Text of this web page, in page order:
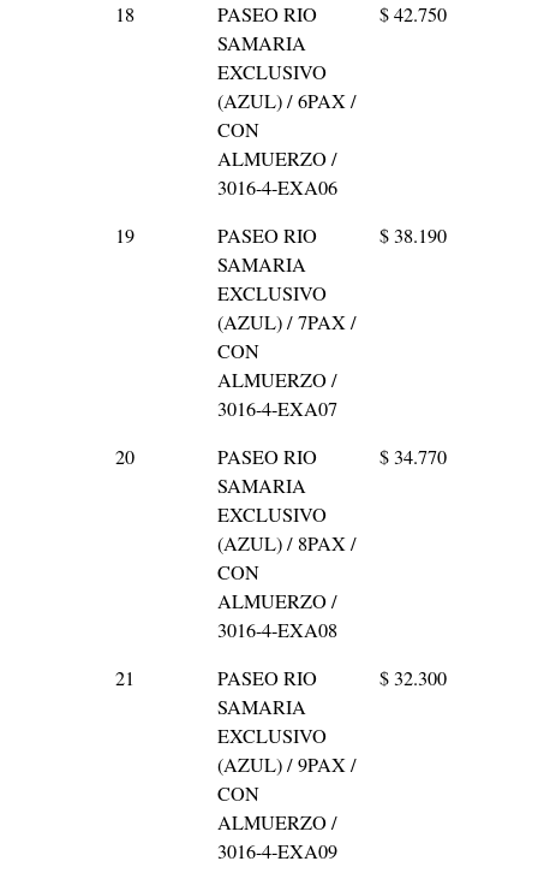
18
PASEO RIO
SAMARIA
EXCLUSIVO
(AZUL) / 6PAX /
CON
ALMUERZO /
3016-4-EXA06
$ 42.750
19
PASEO RIO
SAMARIA
EXCLUSIVO
(AZUL) / 7PAX /
CON
ALMUERZO /
3016-4-EXA07
$ 38.190
20
PASEO RIO
SAMARIA
EXCLUSIVO
(AZUL) / 8PAX /
CON
ALMUERZO /
3016-4-EXA08
$ 34.770
21
PASEO RIO
SAMARIA
EXCLUSIVO
(AZUL) / 9PAX /
CON
ALMUERZO /
3016-4-EXA09
$ 32.300